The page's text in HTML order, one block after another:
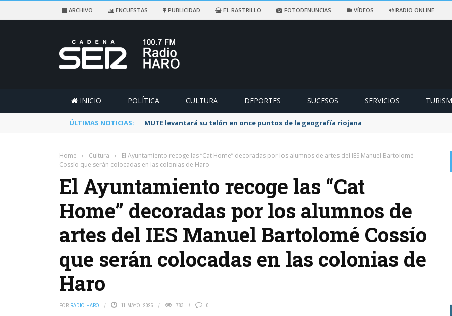
ARCHIVO ENCUESTAS PUBLICIDAD EL RASTRILLO FOTODENUNCIAS VÍDEOS RADIO ONLINE
INICIO POLÍTICA CULTURA DEPORTES SUCESOS SERVICIOS
ÚLTIMAS NOTICIAS: MUTE levantará su telón en once puntos de la geografía riojana
Home › Cultura ›
El Ayuntamiento recoge las “Cat Home” decoradas por los alumnos de artes del IES Manuel Bartolomé
Cossío que serán colocadas en las colonias de Haro
El Ayuntamiento recoge las “Cat
Home” decoradas por los alumnos de
artes del IES Manuel Bartolomé Cossío
que serán colocadas en las colonias de
Haro
POR RADIO HARO 11 MAYO, 2025 783 0